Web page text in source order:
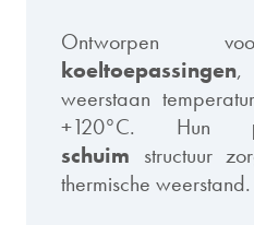
Ontworpen
koeltoepassingen,
weerstaan
+120°C. Hun
schuim structuur
thermische weerstand.